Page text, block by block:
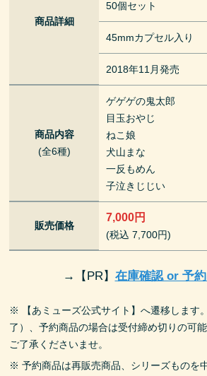
商品詳細
50個セット
45mmカプセル入り
2018年11月発売
商品内容
(全6種)
ゲゲゲの鬼太郎
目玉おやじ
ねこ娘
犬山まな
一反もめん
子泣きじじい
販売価格
7,000円
(税込 7,700円)
→ 【PR】 在庫確認 or 予
※ 【あミューズ公式サイト】へ遷移します
了）、予約商品の場合は受付締め切りの可
ご了承くださいませ。
※ 予約商品は再販売商品、シリーズものを